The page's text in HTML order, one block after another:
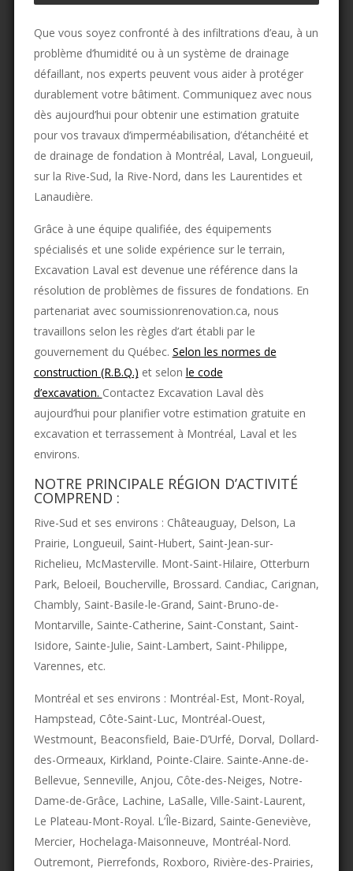
Que vous soyez confronté à des infiltrations d’eau, à un
problème d’humidité ou à un système de drainage
défaillant, nos experts peuvent vous aider à protéger
durablement votre bâtiment. Communiquez avec nous
dès aujourd’hui pour obtenir une estimation gratuite
pour vos travaux d’imperméabilisation, d’étanchéité et
de drainage de fondation à Montréal, Laval, Longueuil,
sur la Rive-Sud, la Rive-Nord, dans les Laurentides et
Lanaudière.
Grâce à une équipe qualifiée, des équipements
spécialisés et une solide expérience sur le terrain,
Excavation Laval est devenue une référence dans la
résolution de problèmes de fissures de fondations. En
partenariat avec soumissionrenovation.ca, nous
travaillons selon les règles d’art établi par le
gouvernement du Québec. Selon les normes de
construction (R.B.Q.) et selon le code
d’excavation. Contactez Excavation Laval dès
aujourd’hui pour planifier votre estimation gratuite en
excavation et terrassement à Montréal, Laval et les
environs.
NOTRE PRINCIPALE RÉGION D’ACTIVITÉ
COMPREND :
Rive-Sud et ses environs : Châteauguay, Delson, La
Prairie, Longueuil, Saint-Hubert, Saint-Jean-sur-
Richelieu, McMasterville. Mont-Saint-Hilaire, Otterburn
Park, Beloeil, Boucherville, Brossard. Candiac, Carignan,
Chambly, Saint-Basile-le-Grand, Saint-Bruno-de-
Montarville, Sainte-Catherine, Saint-Constant, Saint-
Isidore, Sainte-Julie, Saint-Lambert, Saint-Philippe,
Varennes, etc.
Montréal et ses environs : Montréal-Est, Mont-Royal,
Hampstead, Côte-Saint-Luc, Montréal-Ouest,
Westmount, Beaconsfield, Baie-D’Urfé, Dorval, Dollard-
des-Ormeaux, Kirkland, Pointe-Claire. Sainte-Anne-de-
Bellevue, Senneville, Anjou, Côte-des-Neiges, Notre-
Dame-de-Grâce, Lachine, LaSalle, Ville-Saint-Laurent,
Le Plateau-Mont-Royal. L’Île-Bizard, Sainte-Geneviève,
Mercier, Hochelaga-Maisonneuve, Montréal-Nord.
Outremont, Pierrefonds, Roxboro, Rivière-des-Prairies,